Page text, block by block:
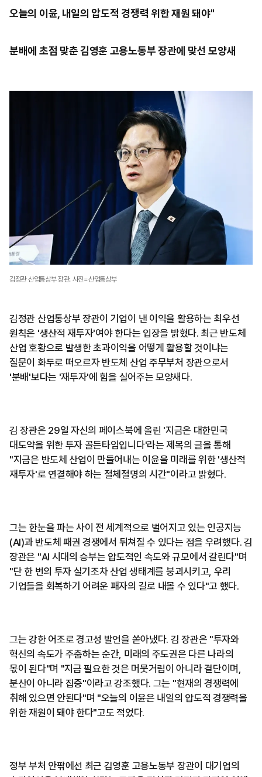
오늘의 이윤, 내일의 압도적 경쟁력 위한 재원 돼야"
분배에 초점 맞춘 김영훈 고용노동부 장관에 맞선 모양새
김정관 산업통상부 장관. 사진=산업통상부
김정관 산업통상부 장관이 기업이 낸 이익을 활용하는 최우선
원칙은 '생산적 재투자'여야 한다는 입장을 밝혔다. 최근 반도체
산업 호황으로 발생한 초과이익을 어떻게 활용할 것이냐는
질문이 화두로 떠오르자 반도체 산업 주무부처 장관으로서
'분배'보다는 '재투자'에 힘을 실어주는 모양새다.
김 장관은 29일 자신의 페이스북에 올린 '지금은 대한민국
대도약을 위한 투자 골든타임입니다'라는 제목의 글을 통해
"지금은 반도체 산업이 만들어내는 이윤을 미래를 위한 '생산적
재투자'로 연결해야 하는 절체절명의 시간"이라고 밝혔다.
그는 한눈을 파는 사이 전 세계적으로 벌어지고 있는 인공지능
(AI)과 반도체 패권 경쟁에서 뒤쳐질 수 있다는 점을 우려했다. 김
장관은 "AI 시대의 승부는 압도적인 속도와 규모에서 갈린다"며
"단 한 번의 투자 실기조차 산업 생태계를 붕괴시키고, 우리
기업들을 회복하기 어려운 패자의 길로 내몰 수 있다"고 했다.
그는 강한 어조로 경고성 발언을 쏟아냈다. 김 장관은 "투자와
혁신의 속도가 주춤하는 순간, 미래의 주도권은 다른 나라의
몫이 된다"며 "지금 필요한 것은 머뭇거림이 아니라 결단이며,
분산이 아니라 집중"이라고 강조했다. 그는 "현재의 경쟁력에
취해 있으면 안된다"며 "오늘의 이윤은 내일의 압도적 경쟁력을
위한 재원이 돼야 한다"고도 적었다.
정부 부처 안팎에선 최근 김영훈 고용노동부 장관이 대기업의